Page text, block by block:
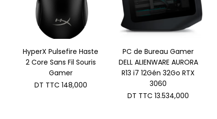
HyperX Pulsefire Haste
2 Core Sans Fil Souris
Gamer
DT TTC 148,000
PC de Bureau Gamer
DELL ALIENWARE AURORA
R13 i7 12Gén 32Go RTX
3060
DT TTC 13.534,000